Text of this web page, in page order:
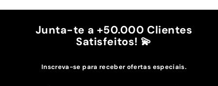
Junta-te a +50.000 Clientes
Satisfeitos! 💫
Inscreva-se para receber ofertas especiais.